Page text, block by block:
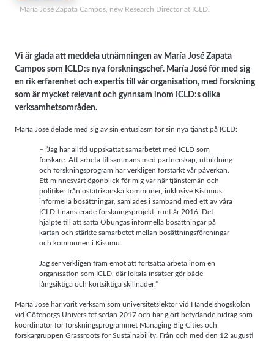
María José Zapata Campos, new Research Director at ICLD.
Vi är glada att meddela utnämningen av María José Zapata
Campos som ICLD:s nya forskningschef. María José för med sig
en rik erfarenhet och expertis till vår organisation, med forskning
som är mycket relevant och gynnsam inom ICLD:s olika
verksamhetsområden.
María José delade med sig av sin entusiasm för sin nya tjänst på ICLD:
– ”Jag har alltid uppskattat samarbetet med ICLD som
forskare. Att arbeta tillsammans med partnerskap, utbildning
och forskningsprogram har verkligen förstärkt vår påverkan.
Ett minnesvärt ögonblick för mig var när tjänstemän och
politiker från östafrikanska kommuner, inklusive Kisumus
informella bosättningar, samlades i samband med ett av våra
ICLD-finansierade forskningsprojekt, runt år 2016. Det
hjälpte till att sätta Obungas informella bosättningar på
kartan och stärkte samarbetet mellan bosättningsföreningar
och kommunen i Kisumu.
Jag ser verkligen fram emot att fortsätta arbeta inom en
organisation som ICLD, där lokala insatser gör både
långsiktiga och kortsiktiga skillnader.”
María José har varit verksam som universitetslektor vid Handelshögskolan
vid Göteborgs Universitet sedan 2017 och har gjort betydande bidrag som
koordinator för forskningsprogrammet Managing Big Cities och
forskargruppen Grassroots for Sustainability. Från och med den 12 augusti
Nödvändiga
Dessa kakor
går inte att
behövs för
över huvud
taget ska
Statistik
För att vi ska
förbättra
hemsidans
funktionalitet
uppbyggnad,
baserat på
används.
Upplevelse
För att vår
hemsida ska
prestera så
bra som